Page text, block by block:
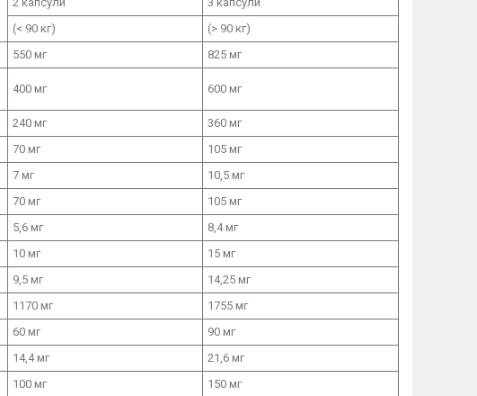
(< 90 кг)
(> 90 кг)
550 мг
825 мг
400 мг 600 мг
240 мг
360 мг
70 мг
105 мг
7 мг
10,5 мг
70 мг
105 мг
5,6 мг
8,4 мг
10 мг
15 мг
9,5 мг
14,25 мг
1170 мг
1755 мг
60 мг
90 мг
14,4 мг
21,6 мг
100 мг
150 мг